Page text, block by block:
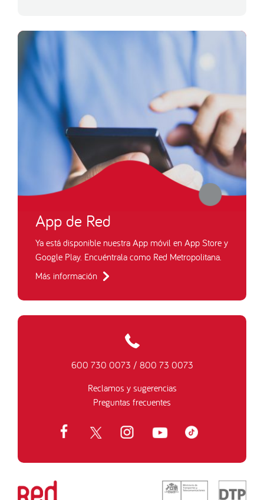
App de Red
Ya está disponible nuestra App móvil en App Store y
Google Play. Encuéntrala como Red Metropolitana.
Más información
600 730 0073 / 800 73 0073
Reclamos y sugerencias
Preguntas frecuentes